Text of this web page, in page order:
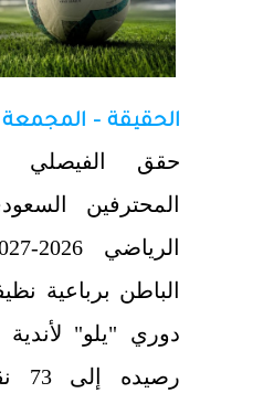
الحقيقة - المجمعة
حقق الفيصلي
المحترفين
الباطن برباعية
دوري "يلو" لأندية